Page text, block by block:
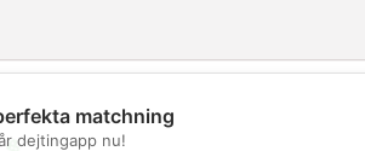
💖
matchning
dejtingapp nu!